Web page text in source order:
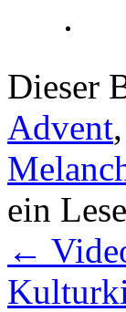
Dieser
Advent,
ein
←